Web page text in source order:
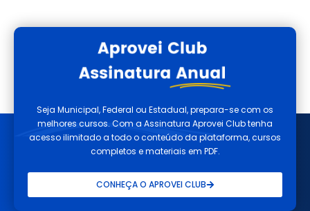
Seja Municipal, Federal ou Estadual, prepara-se com os
melhores cursos. Com a Assinatura Aprovei Club tenha
acesso ilimitado a todo o conteúdo da plataforma, cursos
completos e materiais em PDF.
CONHEÇA O APROVEI CLUB